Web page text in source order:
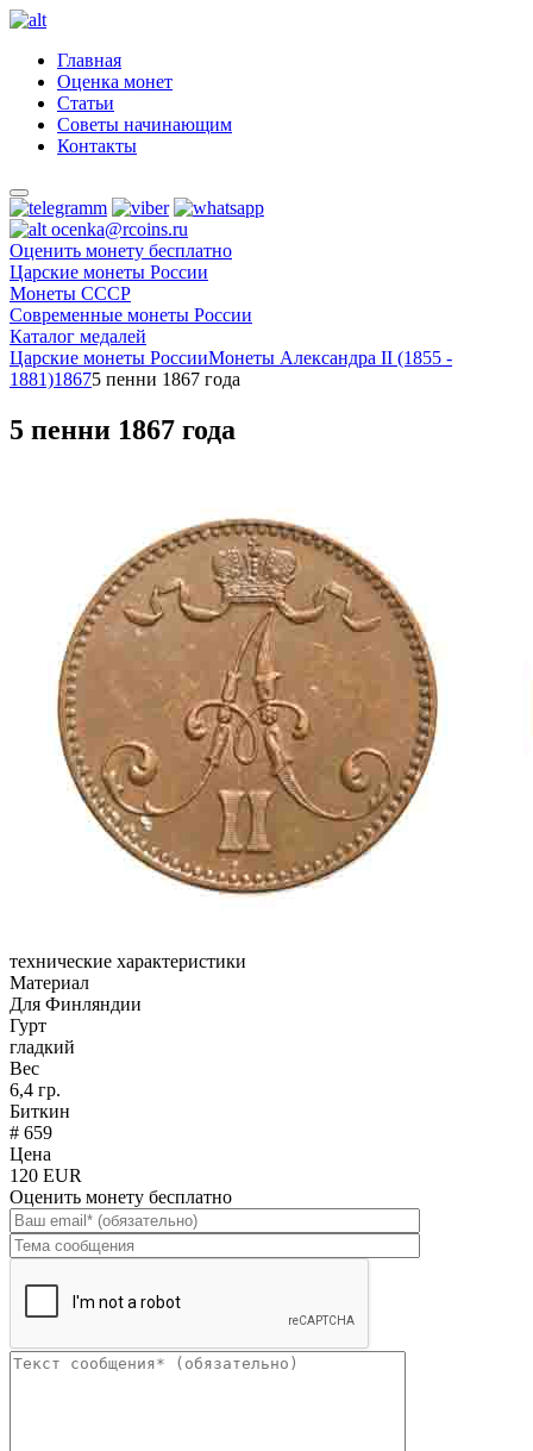
Главная
Оценка монет
Статьи
Советы начинающим
Контакты
ocenka@rcoins.ru
Оценить монету бесплатно
Царские монеты России
Монеты СССР
Современные монеты России
Каталог медалей
Царские монеты РоссииМонеты Александра II (1855 -
1881)18675 пенни 1867 года
5 пенни 1867 года
технические характеристики
Материал
Для Финляндии
Гурт
гладкий
Вес
6,4 гр.
Биткин
# 659
Цена
120 EUR
Оценить монету бесплатно